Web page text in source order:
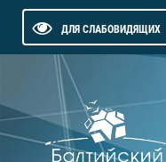
ДЛЯ СЛАБОВИДЯЩИХ